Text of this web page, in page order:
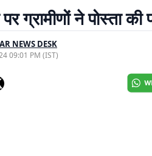
ग्रामीणों ने पोस्ता
NEWS DESK
09:01 PM (IST)